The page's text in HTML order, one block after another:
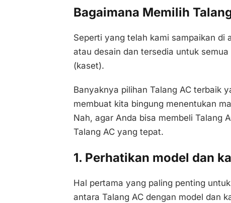
Bagaimana Memilih
Seperti yang telah kami sampaikan di
atau desain dan tersedia untuk
(kaset).
Banyaknya pilihan Talang AC terbaik
membuat kita bingung menentukan
Nah, agar Anda bisa membeli Talang
Talang AC yang tepat.
1. Perhatikan model dan
Hal pertama yang paling penting
antara Talang AC dengan model dan